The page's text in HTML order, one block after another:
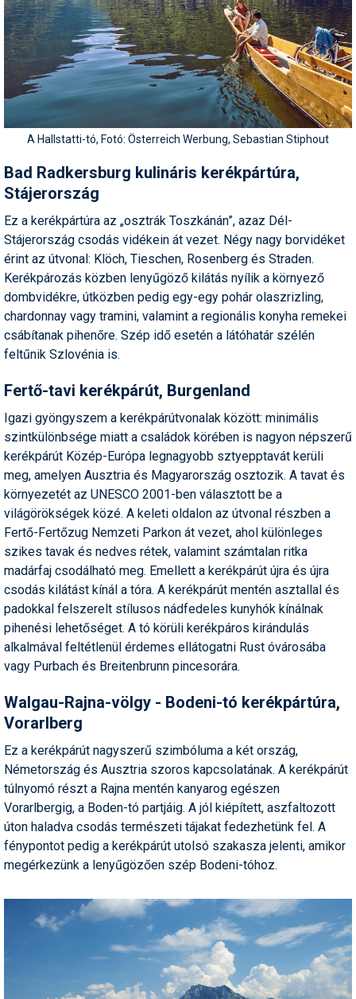
Túrasí
Utasbiztosítás
Utazási tippek
A Hallstatti-tó, Fotó: Österreich Werbung, Sebastian Stiphout
Bad Radkersburg kulináris kerékpártúra,
Stájerország
Ez a kerékpártúra az „osztrák Toszkánán”, azaz Dél-
Stájerország csodás vidékein át vezet. Négy nagy borvidéket
érint az útvonal: Klöch, Tieschen, Rosenberg és Straden.
Kerékpározás közben lenyűgöző kilátás nyílik a környező
dombvidékre, útközben pedig egy-egy pohár olaszrizling,
chardonnay vagy tramini, valamint a regionális konyha remekei
csábítanak pihenőre. Szép idő esetén a látóhatár szélén
feltűnik Szlovénia is.
Fertő-tavi kerékpárút, Burgenland
Igazi gyöngyszem a kerékpárútvonalak között: minimális
szintkülönbsége miatt a családok körében is nagyon népszerű
kerékpárút Közép-Európa legnagyobb sztyepptavát kerüli
meg, amelyen Ausztria és Magyarország osztozik. A tavat és
környezetét az UNESCO 2001-ben választott be a
világörökségek közé. A keleti oldalon az útvonal részben a
Fertő-Fertőzug Nemzeti Parkon át vezet, ahol különleges
szikes tavak és nedves rétek, valamint számtalan ritka
madárfaj csodálható meg. Emellett a kerékpárút újra és újra
csodás kilátást kínál a tóra. A kerékpárút mentén asztallal és
padokkal felszerelt stílusos nádfedeles kunyhók kínálnak
pihenési lehetőséget. A tó körüli kerékpáros kirándulás
alkalmával feltétlenül érdemes ellátogatni Rust óvárosába
vagy Purbach és Breitenbrunn pincesorára.
Walgau-Rajna-völgy - Bodeni-tó kerékpártúra,
Vorarlberg
Ez a kerékpárút nagyszerű szimbóluma a két ország,
Németország és Ausztria szoros kapcsolatának. A kerékpárút
túlnyomó részt a Rajna mentén kanyarog egészen
Vorarlbergig, a Boden-tó partjáig. A jól kiépített, aszfaltozott
úton haladva csodás természeti tájakat fedezhetünk fel. A
fénypontot pedig a kerékpárút utolsó szakasza jelenti, amikor
megérkezünk a lenyűgözően szép Bodeni-tóhoz.